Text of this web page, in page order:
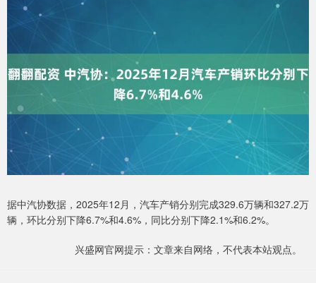
据中汽协数据，2025年12月，汽车产销分别完成329.6万辆和327.2万
辆，环比分别下降6.7%和4.6%，同比分别下降2.1%和6.2%。
兴盛网官网提示：文章来自网络，不代表本站观点。